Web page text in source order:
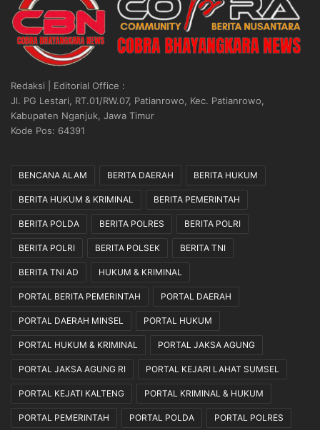
Redaksi | Editorial Office :
Jl. PG Lestari, RT.01/RW.07, Patianrowo, Kec. Patianrowo,
Kabupaten Nganjuk, Jawa Timur
Kode Pos: 64391
BENCANA ALAM BERITA DAERAH BERITA HUKUM
BERITA HUKUM & KRIMINAL BERITA PEMERINTAH
BERITA POLDA BERITA POLRES BERITA POLRI
BERITA POLRI BERITA POLSEK BERITA TNI
BERITA TNI AD HUKUM & KRIMINAL
PORTAL BERITA PEMERINTAH PORTAL DAERAH
PORTAL DAERAH MINSEL PORTAL HUKUM
PORTAL HUKUM & KRIMINAL PORTAL JAKSA AGUNG
PORTAL JAKSA AGUNG RI PORTAL KEJARI LAHAT SUMSEL
PORTAL KEJATI KALTENG PORTAL KRIMINAL & HUKUM
PORTAL PEMERINTAH PORTAL POLDA PORTAL POLRES